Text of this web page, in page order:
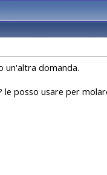
un'altra domanda.
posso usare per